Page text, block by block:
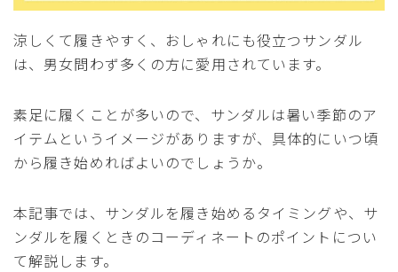
涼しくて履きやすく、おしゃれにも役立つサンダル
は、男女問わず多くの方に愛用されています。
素足に履くことが多いので、サンダルは暑い季節のア
イテムというイメージがありますが、具体的にいつ頃
から履き始めればよいのでしょうか。
本記事では、サンダルを履き始めるタイミングや、サ
ンダルを履くときのコーディネートのポイントについ
て解説します。
絞り込んで検索する